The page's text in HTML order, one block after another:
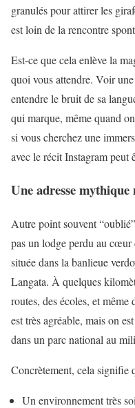
granulés pour attirer les
est loin de la rencontre
Est-ce que cela enlève la
quoi vous attendre. Voir
entendre le bruit de sa
qui marque, même quand
si vous cherchez une
avec le récit Instagram peut
Une adresse mythique
Autre point souvent
pas un lodge perdu au cœur
située dans la banlieue
Langata. À quelques
routes, des écoles, et
est très agréable, mais on
dans un parc national au
Concrètement, cela signifie
Un environnement très